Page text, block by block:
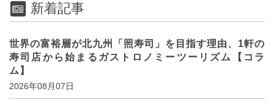
新着記事
世界の富裕層が北九州「照寿司」を目指す理由、1軒の
寿司店から始まるガストロノミーツーリズム【コラ
ム】
2026年08月07日